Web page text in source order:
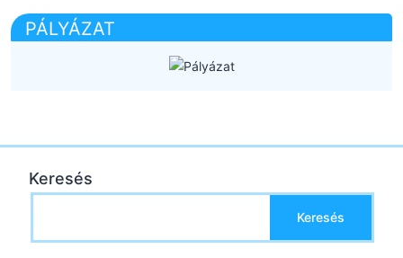
PÁLYÁZAT
Keresés
Keresés